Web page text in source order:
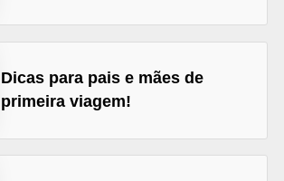
Dicas para pais e mães de
primeira viagem!